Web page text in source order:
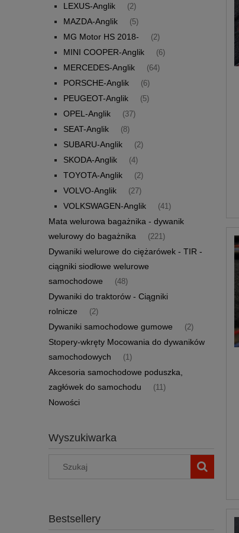
LEXUS-Anglik (2)
MAZDA-Anglik (5)
MG Motor HS 2018- (2)
MINI COOPER-Anglik (6)
MERCEDES-Anglik (64)
PORSCHE-Anglik (6)
PEUGEOT-Anglik (5)
OPEL-Anglik (37)
SEAT-Anglik (8)
SUBARU-Anglik (2)
SKODA-Anglik (4)
TOYOTA-Anglik (2)
VOLVO-Anglik (27)
VOLKSWAGEN-Anglik (41)
Mata welurowa bagażnika - dywanik
welurowy do bagażnika
(221)
Dywaniki welurowe do ciężarówek - TIR -
ciągniki siodłowe welurowe
samochodowe
(48)
Dywaniki do traktorów - Ciągniki
rolnicze
(2)
Dywaniki samochodowe gumowe (2)
Stopery-wkręty Mocowania do dywaników
samochodowych
(1)
Akcesoria samochodowe poduszka,
zagłówek do samochodu
(11)
Nowości
Wyszukiwarka
Bestsellery